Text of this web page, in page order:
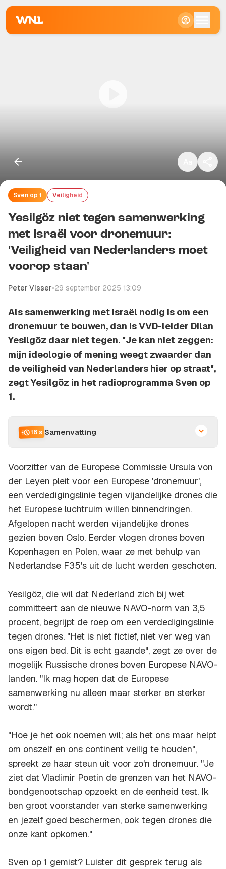
Sven op 1 Veiligheid
Yesilgöz niet tegen samenwerking
met Israël voor dronemuur:
'Veiligheid van Nederlanders moet
voorop staan'
Peter Visser•29 september 2025 13:09
Als samenwerking met Israël nodig is om een
dronemuur te bouwen, dan is VVD-leider Dilan
Yesilgöz daar niet tegen. "Je kan niet zeggen:
mijn ideologie of mening weegt zwaarder dan
de veiligheid van Nederlanders hier op straat",
zegt Yesilgöz in het radioprogramma Sven op
1.
16 s Samenvatting
Voorzitter van de Europese Commissie Ursula von
der Leyen pleit voor een Europese 'dronemuur',
een verdedigingslinie tegen vijandelijke drones die
het Europese luchtruim willen binnendringen.
Afgelopen nacht werden vijandelijke drones
gezien boven Oslo. Eerder vlogen drones boven
Kopenhagen en Polen, waar ze met behulp van
Nederlandse F35's uit de lucht werden geschoten.
Yesilgöz, die wil dat Nederland zich bij wet
committeert aan de nieuwe NAVO-norm van 3,5
procent, begrijpt de roep om een verdedigingslinie
tegen drones. "Het is niet fictief, niet ver weg van
ons eigen bed. Dit is echt gaande", zegt ze over de
mogelijk Russische drones boven Europese NAVO-
landen. "Ik mag hopen dat de Europese
samenwerking nu alleen maar sterker en sterker
wordt."
"Hoe je het ook noemen wil; als het ons maar helpt
om onszelf en ons continent veilig te houden",
spreekt ze haar steun uit voor zo'n dronemuur. "Je
ziet dat Vladimir Poetin de grenzen van het NAVO-
bondgenootschap opzoekt en de eenheid test. Ik
ben groot voorstander van sterke samenwerking
en jezelf goed beschermen, ook tegen drones die
onze kant opkomen."
Sven op 1 gemist? Luister dit gesprek terug als